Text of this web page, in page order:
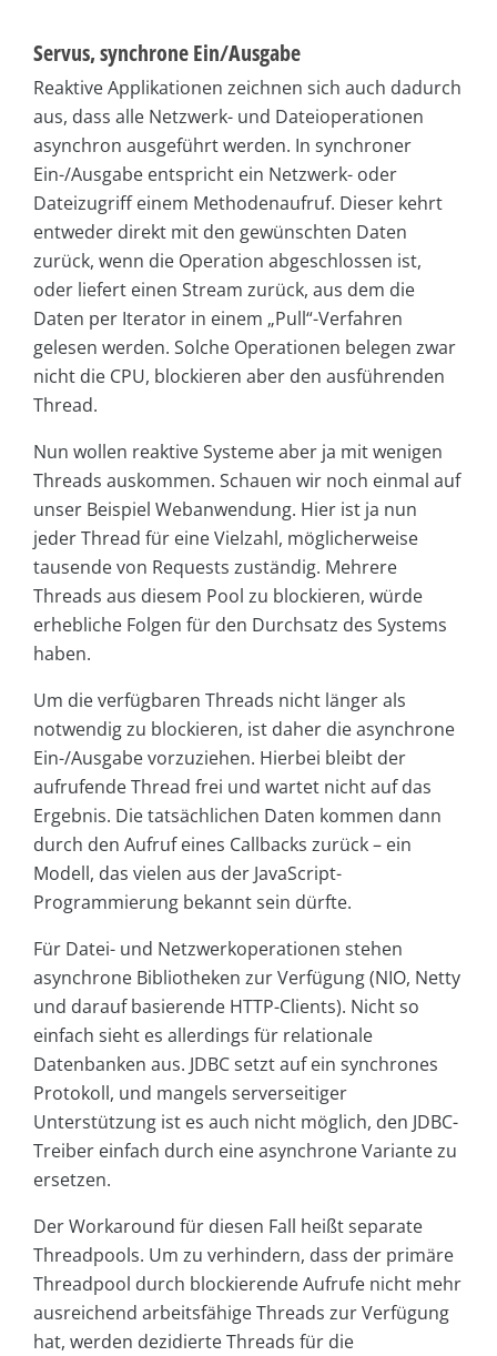
Servus, synchrone Ein/Ausgabe
Reaktive Applikationen zeichnen sich auch dadurch
aus, dass alle Netzwerk- und Dateioperationen
asynchron ausgeführt werden. In synchroner
Ein-/Ausgabe entspricht ein Netzwerk- oder
Dateizugriff einem Methodenaufruf. Dieser kehrt
entweder direkt mit den gewünschten Daten
zurück, wenn die Operation abgeschlossen ist,
oder liefert einen Stream zurück, aus dem die
Daten per Iterator in einem „Pull“-Verfahren
gelesen werden. Solche Operationen belegen zwar
nicht die CPU, blockieren aber den ausführenden
Thread.
Nun wollen reaktive Systeme aber ja mit wenigen
Threads auskommen. Schauen wir noch einmal auf
unser Beispiel Webanwendung. Hier ist ja nun
jeder Thread für eine Vielzahl, möglicherweise
tausende von Requests zuständig. Mehrere
Threads aus diesem Pool zu blockieren, würde
erhebliche Folgen für den Durchsatz des Systems
haben.
Um die verfügbaren Threads nicht länger als
notwendig zu blockieren, ist daher die asynchrone
Ein-/Ausgabe vorzuziehen. Hierbei bleibt der
aufrufende Thread frei und wartet nicht auf das
Ergebnis. Die tatsächlichen Daten kommen dann
durch den Aufruf eines Callbacks zurück – ein
Modell, das vielen aus der JavaScript-
Programmierung bekannt sein dürfte.
Für Datei- und Netzwerkoperationen stehen
asynchrone Bibliotheken zur Verfügung (NIO, Netty
und darauf basierende HTTP-Clients). Nicht so
einfach sieht es allerdings für relationale
Datenbanken aus. JDBC setzt auf ein synchrones
Protokoll, und mangels serverseitiger
Unterstützung ist es auch nicht möglich, den JDBC-
Treiber einfach durch eine asynchrone Variante zu
ersetzen.
Der Workaround für diesen Fall heißt separate
Threadpools. Um zu verhindern, dass der primäre
Threadpool durch blockierende Aufrufe nicht mehr
ausreichend arbeitsfähige Threads zur Verfügung
hat, werden dezidierte Threads für die